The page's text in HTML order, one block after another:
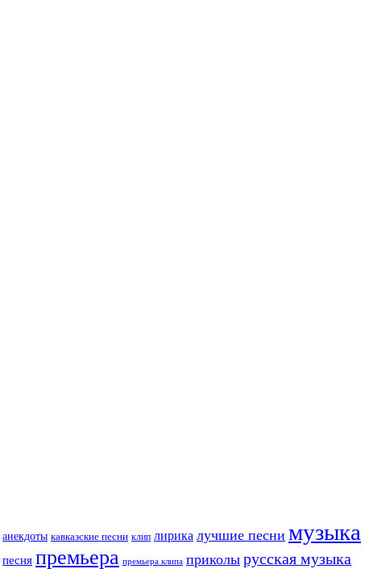
анекдоты кавказские песни клип лирика лучшие песни музыка
песня премьера премьера клипа приколы русская музыка